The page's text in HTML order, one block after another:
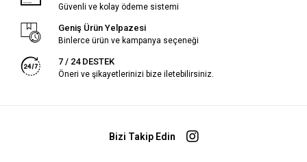
Güvenli ve kolay ödeme sistemi
Geniş Ürün Yelpazesi
Binlerce ürün ve kampanya seçeneği
7 / 24 DESTEK
Öneri ve şikayetlerinizi bize iletebilirsiniz.
Bizi Takip Edin